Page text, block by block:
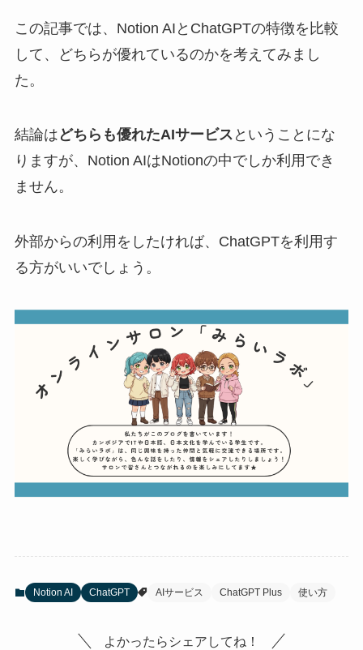
この記事では、Notion AIとChatGPTの特徴を比較
して、どちらが優れているのかを考えてみまし
た。
結論は どちらも優れたAIサービス ということにな
りますが、Notion AIはNotionの中でしか利用でき
ません。
外部からの利用をしたければ、ChatGPTを利用す
る方がいいでしょう。
Notion AI ChatGPT AIサービス ChatGPT Plus 使い方
よかったらシェアしてね！